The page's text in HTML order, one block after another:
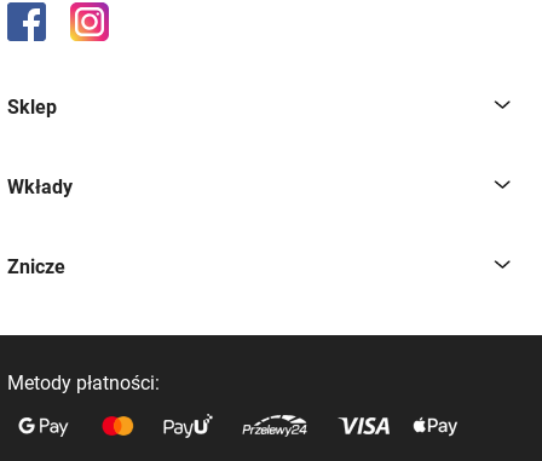
Sklep
Wkłady
Znicze
Metody płatności: